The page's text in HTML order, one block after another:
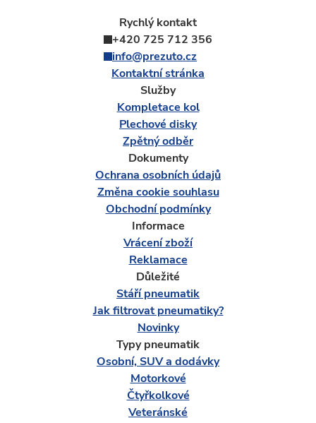
Rychlý kontakt
+420 725 712 356
info@prezuto.cz
Kontaktní stránka
Služby
Kompletace kol
Plechové disky
Zpětný odběr
Dokumenty
Ochrana osobních údajů
Změna cookie souhlasu
Obchodní podmínky
Informace
Vrácení zboží
Reklamace
Důležité
Stáří pneumatik
Jak filtrovat pneumatiky?
Novinky
Typy pneumatik
Osobní, SUV a dodávky
Motorkové
Čtyřkolkové
Veteránské